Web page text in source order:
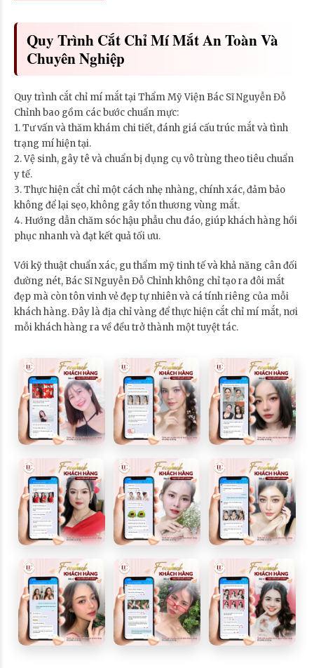
Quy Trình Cắt Chỉ Mí Mắt An Toàn Và
Chuyên Nghiệp
Quy trình cắt chỉ mí mắt tại Thẩm Mỹ Viện Bác Sĩ Nguyễn Đỗ
Chỉnh bao gồm các bước chuẩn mực:
1. Tư vấn và thăm khám chi tiết, đánh giá cấu trúc mắt và tình
trạng mí hiện tại.
2. Vệ sinh, gây tê và chuẩn bị dụng cụ vô trùng theo tiêu chuẩn
y tế.
3. Thực hiện cắt chỉ một cách nhẹ nhàng, chính xác, đảm bảo
không để lại sẹo, không gây tổn thương vùng mắt.
4. Hướng dẫn chăm sóc hậu phẫu chu đáo, giúp khách hàng hồi
phục nhanh và đạt kết quả tối ưu.
Với kỹ thuật chuẩn xác, gu thẩm mỹ tinh tế và khả năng cân đối
đường nét, Bác Sĩ Nguyễn Đỗ Chỉnh không chỉ tạo ra đôi mắt
đẹp mà còn tôn vinh vẻ đẹp tự nhiên và cá tính riêng của mỗi
khách hàng. Đây là địa chỉ vàng để thực hiện cắt chỉ mí mắt, nơi
mỗi khách hàng ra về đều trở thành một tuyệt tác.